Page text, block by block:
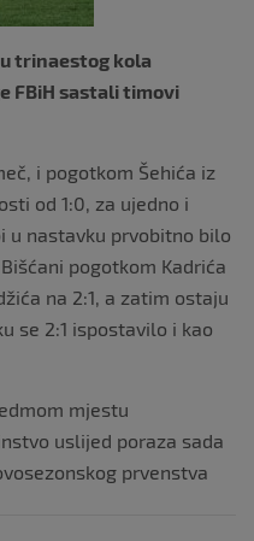
trinaestog kola
FBiH sastali timovi
i pogotkom Šehića iz
od 1:0, za ujedno i
u nastavku prvobitno bilo
pogotkom Kadrića
na 2:1, a zatim ostaju
se 2:1 ispostavilo i kao
mjestu
uslijed poraza sada
prvenstva